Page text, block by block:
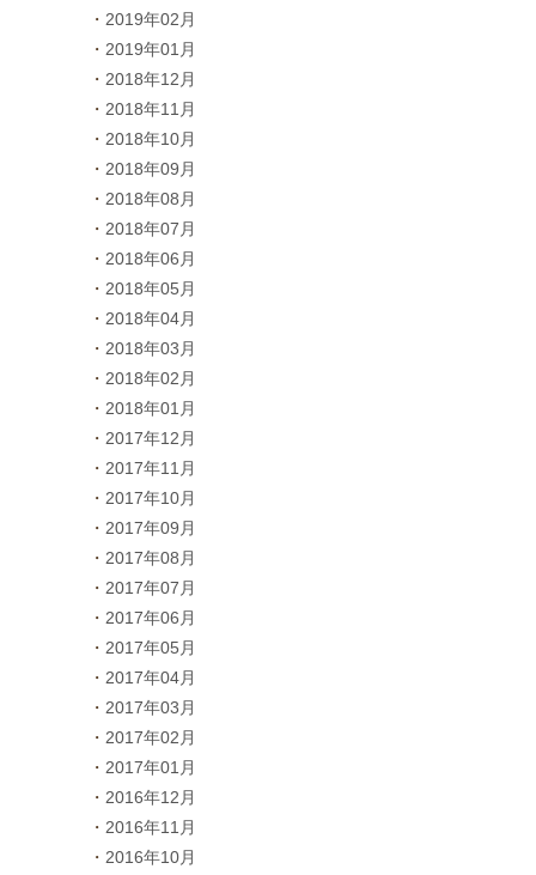
2019年02月
2019年01月
2018年12月
2018年11月
2018年10月
2018年09月
2018年08月
2018年07月
2018年06月
2018年05月
2018年04月
2018年03月
2018年02月
2018年01月
2017年12月
2017年11月
2017年10月
2017年09月
2017年08月
2017年07月
2017年06月
2017年05月
2017年04月
2017年03月
2017年02月
2017年01月
2016年12月
2016年11月
2016年10月